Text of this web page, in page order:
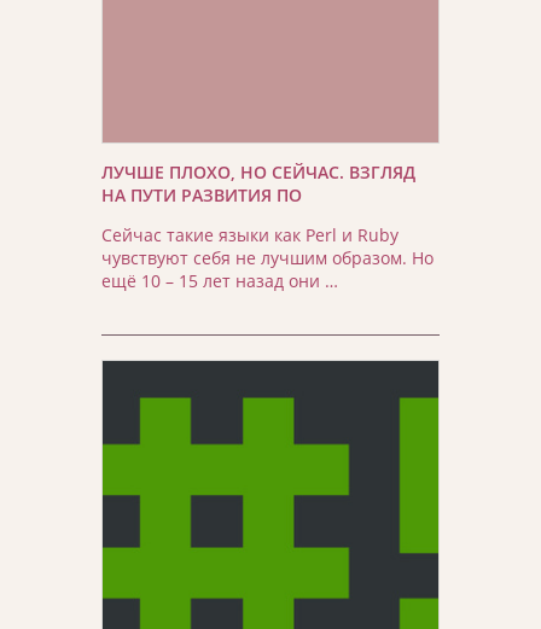
ЛУЧШЕ ПЛОХО, НО СЕЙЧАС. ВЗГЛЯД
НА ПУТИ РАЗВИТИЯ ПО
Сейчас такие языки как Perl и Ruby
чувствуют себя не лучшим образом. Но
ещё 10 – 15 лет назад они …